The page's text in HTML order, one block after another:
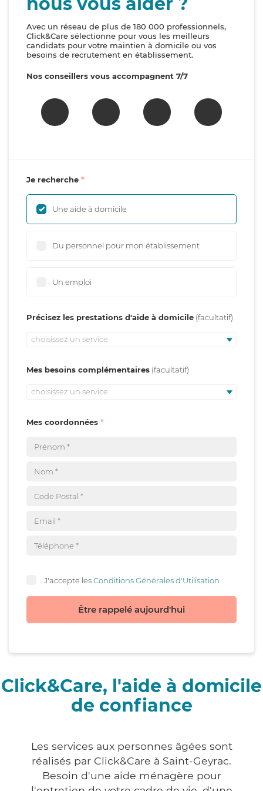
Avec un réseau de plus de 180 000 professionnels,
Click&Care sélectionne pour vous les meilleurs
candidats pour votre maintien à domicile ou vos
besoins de recrutement en établissement.
Nos conseillers vous accompagnent 7/7
Je recherche
Une aide à domicile
Du personnel pour mon établissement
Un emploi
Précisez les prestations d'aide à domicile
choisissez un service
Mes besoins complémentaires
choisissez un service
Mes coordonnées
J'accepte lesConditions Générales d'Utilisation
Être rappelé aujourd'hui
Click&Care, l'aide à domicile
de confiance
Les services aux personnes âgées sont
réalisés par Click&Care à Saint-Geyrac.
Besoin d'une aide ménagère pour